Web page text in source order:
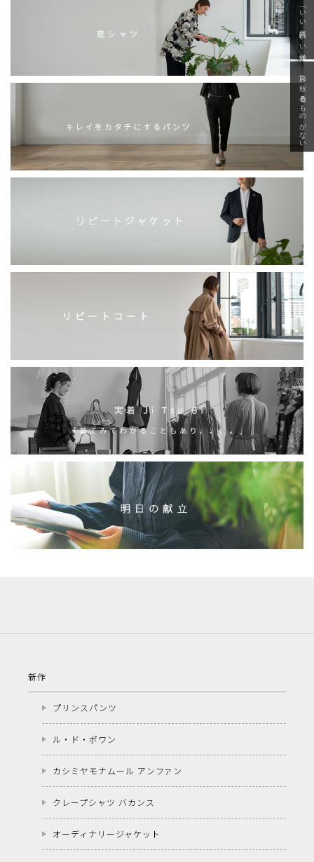
新作
プリンスパンツ
ル・ド・ポワン
カシミヤモナムール アンファン
クレープシャツ バカンス
オーディナリージャケット
「いい年齢 いい洋服」
急に秋、着るものがない